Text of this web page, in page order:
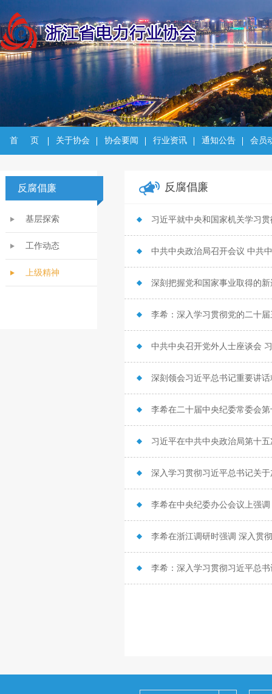
首     页 关于协会 协会要闻 行业资讯 通知公告 会员
反腐倡廉
基层探索
工作动态
上级精神
反腐倡廉
中共中央政治局召开会议 中共
深刻把握党和国家事业取得的
中共中央召开党外人士座谈会
深刻领会习近平总书记重要讲